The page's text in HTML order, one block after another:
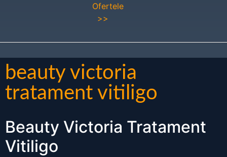
Ofertele
>>
beauty victoria
tratament vitiligo
Beauty Victoria Tratament
Vitiligo